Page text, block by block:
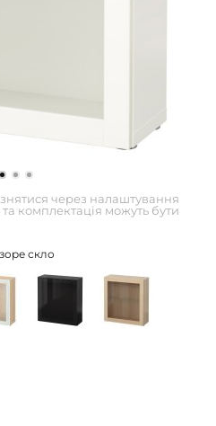
через налаштування
комплектація можуть бути
скло